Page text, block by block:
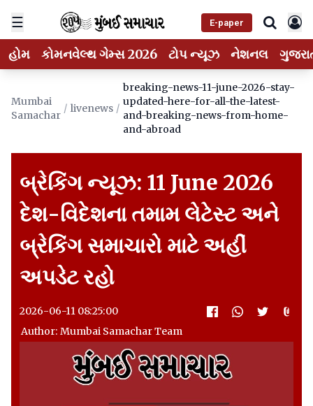
☰ E-paper
હોમ કોમનવેલ્થ ગેમ્સ 2026 ટોપ ન્યૂઝ નેશનલ
Mumbai
Samachar
/ livenews /
breaking-news-11-june-2026-stay-
updated-here-for-all-the-latest-
and-breaking-news-from-home-
and-abroad
બ્રેકિંગ ન્યૂઝ: 11 June 2026
દેશ-વિદેશના તમામ લેટેસ્ટ અને
બ્રેકિંગ સમાચારો માટે અહીં
અપડેટ રહો
2026-06-11 08:25:00
Author: Mumbai Samachar Team